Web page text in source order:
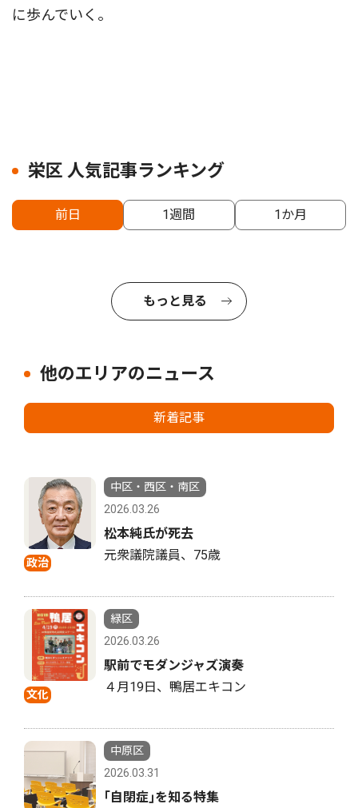
に歩んでいく。
栄区 人気記事ランキング
前日 1週間 1か月
もっと見る
他のエリアのニュース
新着記事
政治
中区・西区・南区
2026.03.26
松本純氏が死去
元衆議院議員、75歳
文化
緑区
2026.03.26
駅前でモダンジャズ演奏
４月19日、鴨居エキコン
中原区
2026.03.31
｢自閉症｣を知る特集